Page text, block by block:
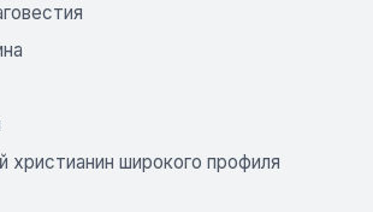
христианин широкого профиля